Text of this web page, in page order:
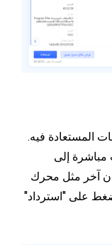
المستعادة فيه.
مباشرة إلى
آخر مثل محرك
على "استرداد"